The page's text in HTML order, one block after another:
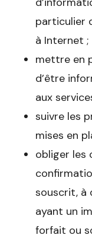
particulier
à Internet ;
mettre en
d’être
aux
suivre les
mises en
obliger les
souscrit, à
ayant un
forfait ou